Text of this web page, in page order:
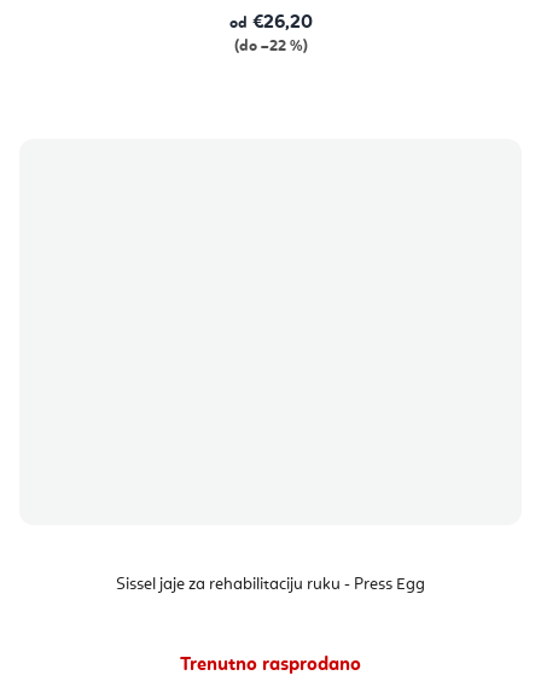
od €26,20
(do –22 %)
Sissel jaje za rehabilitaciju ruku - Press Egg
Trenutno rasprodano